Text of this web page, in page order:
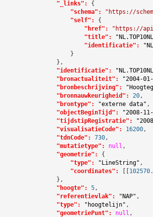
"_links":
{
"schema":
"https://
"self":
{
"href":
"https://
"title":
"identificatie":
                    }
                },
"identificatie":
"bronactualiteit":
"2004-
"bronbeschrijving":
"bronnauwkeurigheid":
20,
"brontype":
"externe data" ,
"objectBeginTijd":
"2008-
"tijdstipRegistratie":
"visualisatieCode":
16200,
"tdnCode":
730,
"mutatietype":
null ,
"geometrie":
{
"type":
"LineString" ,
"coordinates":
[[
                },
"hoogte":
5,
"referentievlak":
"NAP" ,
"type":
"hoogtelijn" ,
"geometriePunt":
null ,